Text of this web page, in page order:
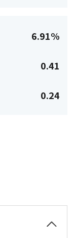
6.91%
0.41
0.24